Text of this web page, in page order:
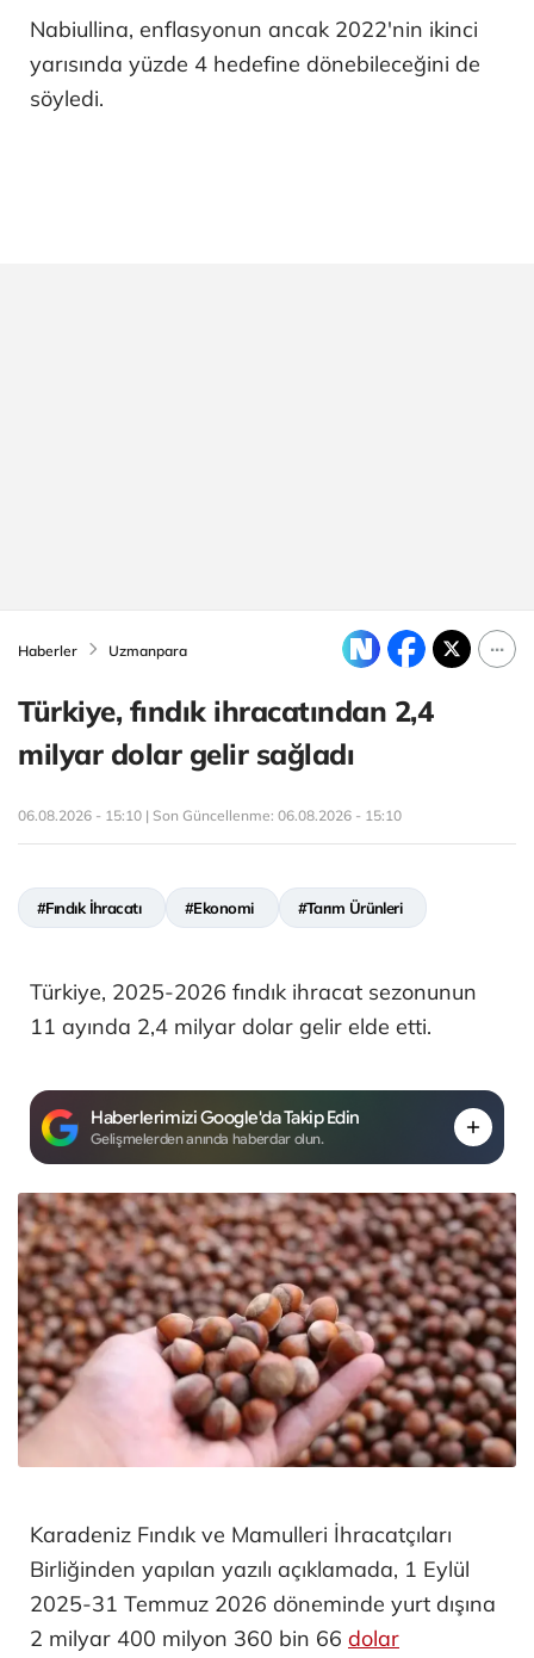
Nabiullina, enflasyonun ancak 2022'nin ikinci
yarısında yüzde 4 hedefine dönebileceğini de
söyledi.
Haberler Uzmanpara
Türkiye, fındık ihracatından 2,4
milyar dolar gelir sağladı
06.08.2026 - 15:10 | Son Güncellenme: 06.08.2026 - 15:10
#Fındık İhracatı #Ekonomi #Tarım Ürünleri
Türkiye, 2025-2026 fındık ihracat sezonunun
11 ayında 2,4 milyar dolar gelir elde etti.
Haberlerimizi Google'da Takip Edin
Gelişmelerden anında haberdar olun.
Karadeniz Fındık ve Mamulleri İhracatçıları
Birliğinden yapılan yazılı açıklamada, 1 Eylül
2025-31 Temmuz 2026 döneminde yurt dışına
2 milyar 400 milyon 360 bin 66 dolar